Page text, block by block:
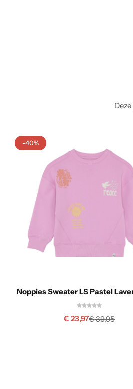
-40%
Noppies Sweater LS Pastel
€39,95
€ 23,97